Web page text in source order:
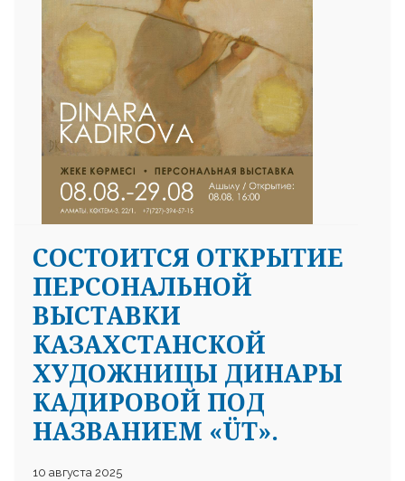
СОСТОИТСЯ ОТКРЫТИЕ
ПЕРСОНАЛЬНОЙ
ВЫСТАВКИ
КАЗАХСТАНСКОЙ
ХУДОЖНИЦЫ ДИНАРЫ
КАДИРОВОЙ ПОД
НАЗВАНИЕМ «ÜT».
10 августа 2025